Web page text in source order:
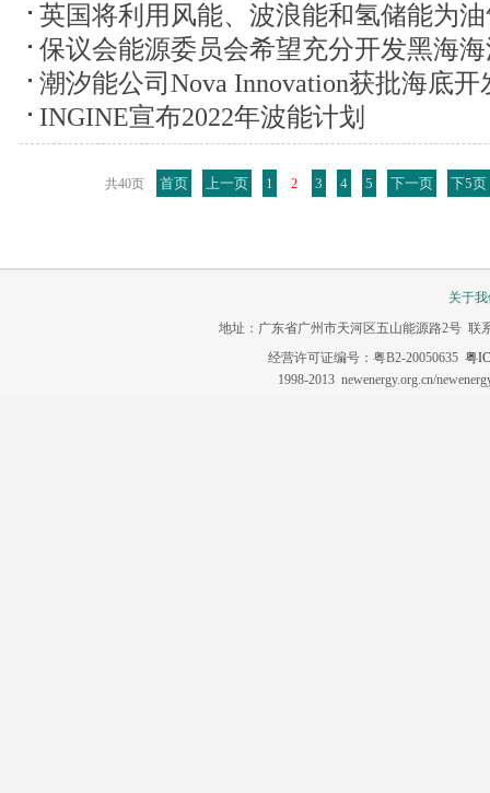
英国将利用风能、波浪能和氢储能为
保议会能源委员会希望充分开发黑海
潮汐能公司Nova Innovation获批海底开
INGINE宣布2022年波能计划
共40页 首页 上一页 1 2 3 4 5 下一页 下5页
关于
地址：广东省广州市天河区五山能源路2号 联
经营许可证编号：粤B2-20050635 粤
1998-2013 newenergy.org.cn/